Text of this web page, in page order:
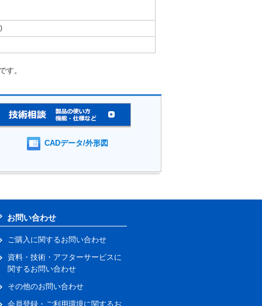
す。
CADデータ/外形図
お問い合わせ
ご購入に関するお問い合わせ
資料・技術・アフターサービスに
関するお問い合わせ
その他のお問い合わせ
会員登録・ご利用環境に関するお